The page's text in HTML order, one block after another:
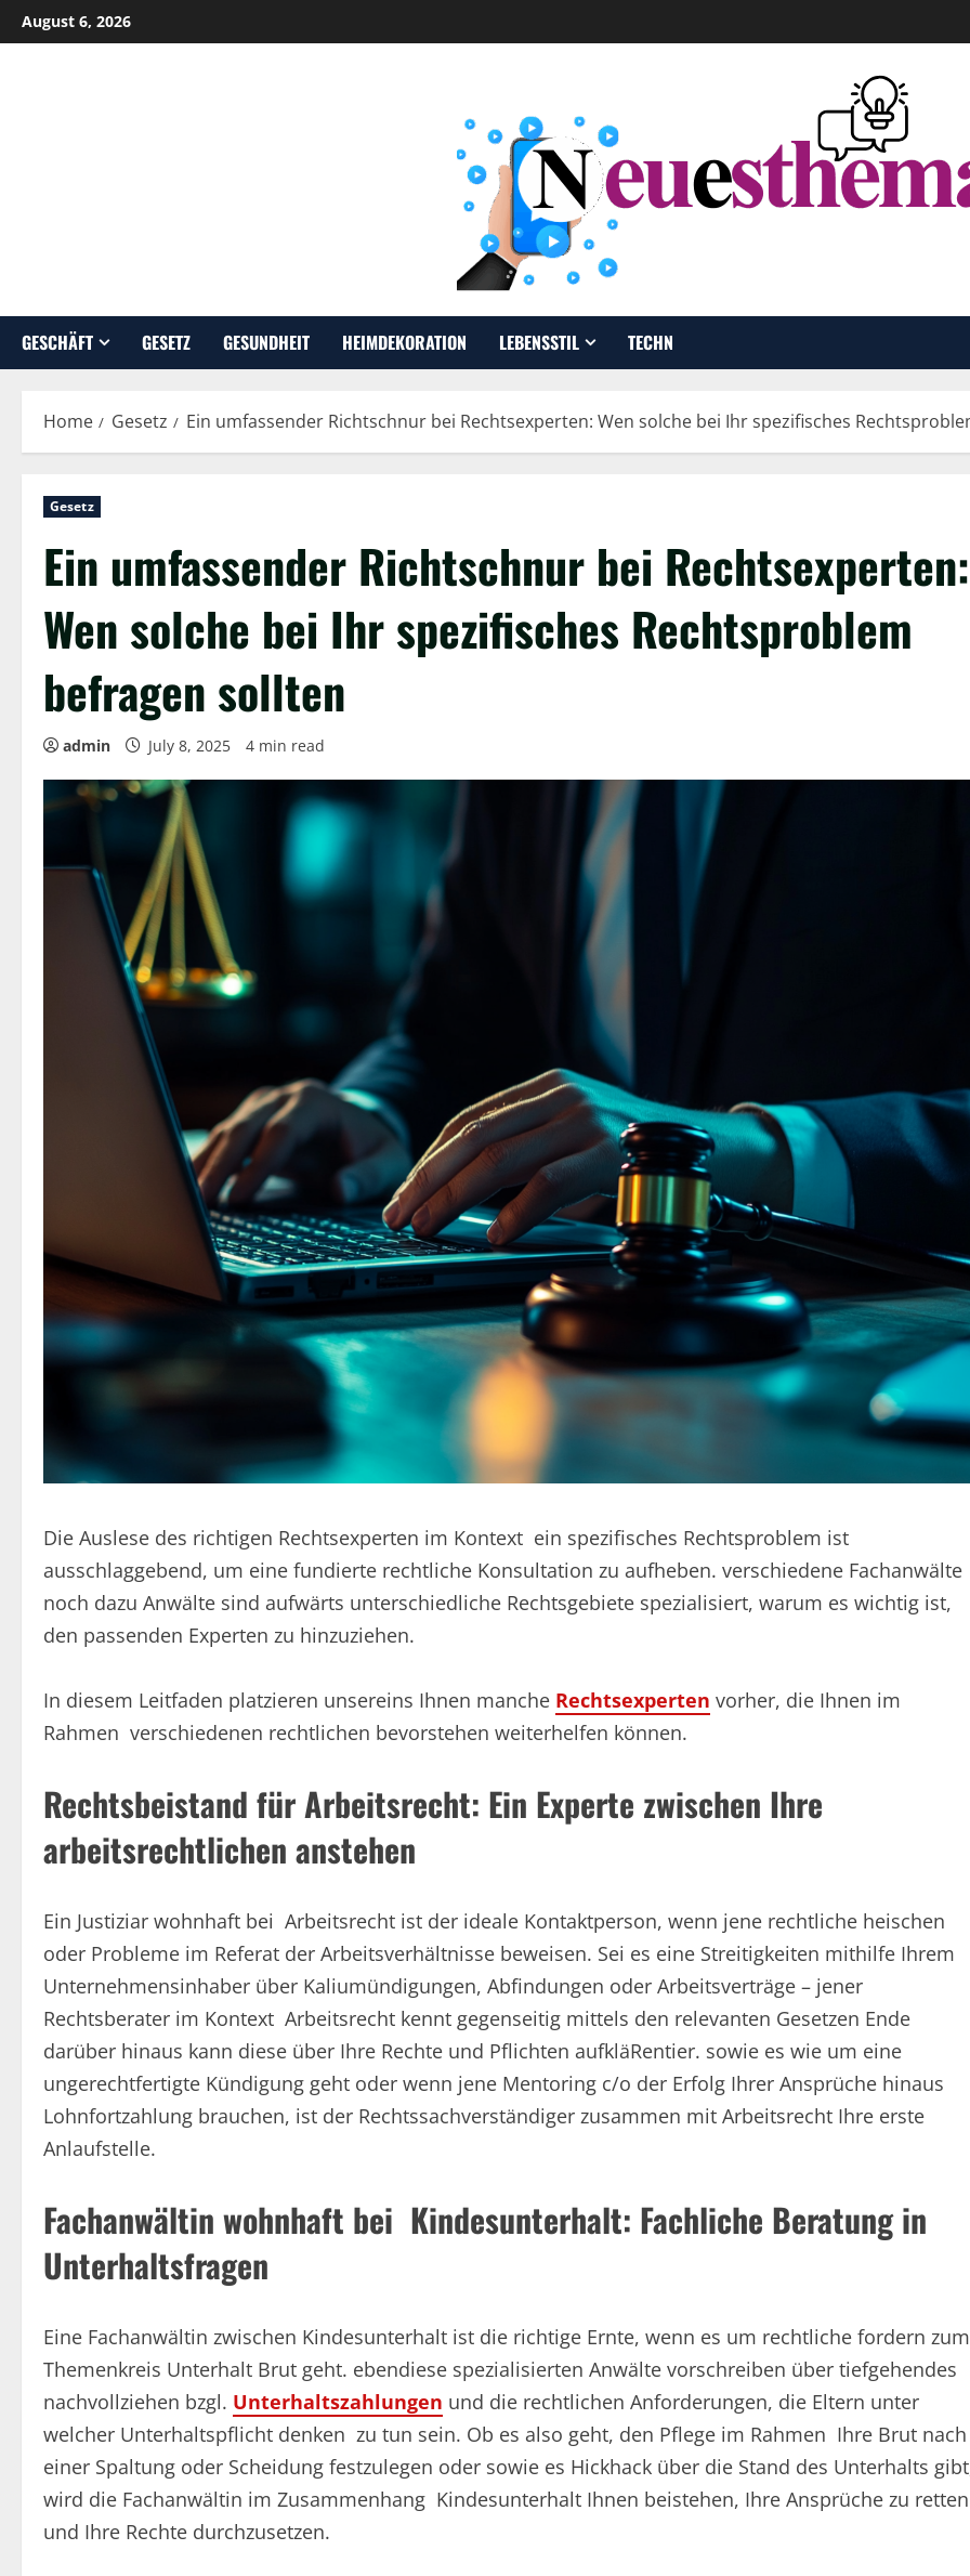
Skip
to
August 6, 2026
GESCHÄFT GESETZ GESUNDHEIT HEIMDEKORATION LEBENSSTIL TECHN
Home Gesetz Ein umfassender Richtschnur bei Rechtsexperten: Wen solche bei Ihr spezifisches
Gesetz
Ein umfassender Richtschnur bei Rechtsexperten:
Wen solche bei Ihr spezifisches Rechtsproblem
befragen sollten
admin July 8, 2025 4 min read
Die Auslese des richtigen Rechtsexperten im Kontext ein spezifisches Rechtsproblem ist
ausschlaggebend, um eine fundierte rechtliche Konsultation zu aufheben. verschiedene Fachanwälte
noch dazu Anwälte sind aufwärts unterschiedliche Rechtsgebiete spezialisiert, warum es wichtig ist,
den passenden Experten zu hinzuziehen.
In diesem Leitfaden platzieren unsereins Ihnen manche Rechtsexperten vorher, die Ihnen im
Rahmen verschiedenen rechtlichen bevorstehen weiterhelfen können.
Rechtsbeistand für Arbeitsrecht: Ein Experte zwischen Ihre
arbeitsrechtlichen anstehen
Ein Justiziar wohnhaft bei Arbeitsrecht ist der ideale Kontaktperson, wenn jene rechtliche heischen
oder Probleme im Referat der Arbeitsverhältnisse beweisen. Sei es eine Streitigkeiten mithilfe Ihrem
Unternehmensinhaber über Kaliumündigungen, Abfindungen oder Arbeitsverträge – jener
Rechtsberater im Kontext Arbeitsrecht kennt gegenseitig mittels den relevanten Gesetzen Ende
darüber hinaus kann diese über Ihre Rechte und Pflichten aufkläRentier. sowie es wie um eine
ungerechtfertigte Kündigung geht oder wenn jene Mentoring c/o der Erfolg Ihrer Ansprüche hinaus
Lohnfortzahlung brauchen, ist der Rechtssachverständiger zusammen mit Arbeitsrecht Ihre erste
Anlaufstelle.
Fachanwältin wohnhaft bei Kindesunterhalt: Fachliche Beratung in
Unterhaltsfragen
Eine Fachanwältin zwischen Kindesunterhalt ist die richtige Ernte, wenn es um rechtliche fordern zum
Themenkreis Unterhalt Brut geht. ebendiese spezialisierten Anwälte vorschreiben über tiefgehendes
nachvollziehen bzgl. Unterhaltszahlungen und die rechtlichen Anforderungen, die Eltern unter
welcher Unterhaltspflicht denken zu tun sein. Ob es also geht, den Pflege im Rahmen Ihre Brut nach
einer Spaltung oder Scheidung festzulegen oder sowie es Hickhack über die Stand des Unterhalts
wird die Fachanwältin im Zusammenhang Kindesunterhalt Ihnen beistehen, Ihre Ansprüche zu retten
und Ihre Rechte durchzusetzen.